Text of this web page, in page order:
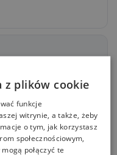
kamienne
z plików cookie
funkcje
witrynie, a także, żeby
o tym, jak korzystasz
społecznościowym,
połączyć te